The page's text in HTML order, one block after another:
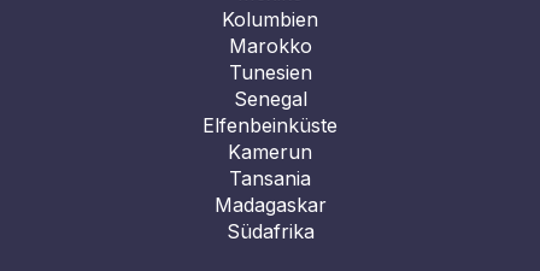
Kolumbien
Marokko
Tunesien
Senegal
Elfenbeinküste
Kamerun
Tansania
Madagaskar
Südafrika